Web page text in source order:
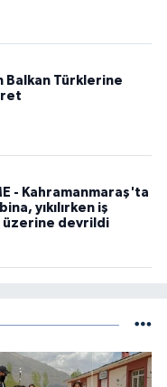
Balkan Türklerine
- Kahramanmaraş'ta
yıkılırken iş
üzerine devrildi